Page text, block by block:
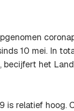
10 mei. In
becijfert het
is relatief hoog.